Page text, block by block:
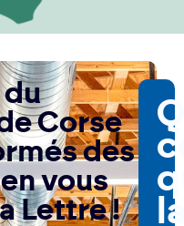
Corse
des
vous
Lettre !